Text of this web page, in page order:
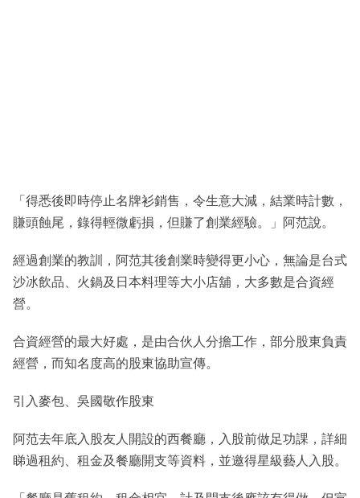
「得悉後即時停止名牌衫銷售，令生意大減，結業時計數，
賺頭蝕尾，錄得輕微虧損，但賺了創業經驗。」阿范說。
經過創業的教訓，阿范其後創業時變得更小心，無論是台式
沙冰飲品、火鍋及日本料理等大小店舖，大多數是合資經
營。
合資經營的最大好處，是由合伙人分擔工作，部分股東負責
經營，而知名度高的股東協助宣傳。
引入麥包、吳國敬作股東
阿范去年底入股友人開設的西餐廳，入股前做足功課，詳細
睇過租約、租金及餐廳開支等資料，並邀得星級藝人入股。